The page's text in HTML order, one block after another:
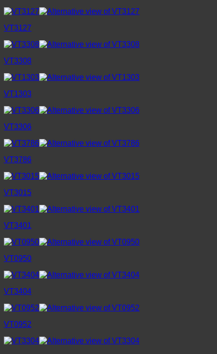
VT3127
VT3308
VT1303
VT3306
VT3786
VT3015
VT3401
VT0950
VT3404
VT0952